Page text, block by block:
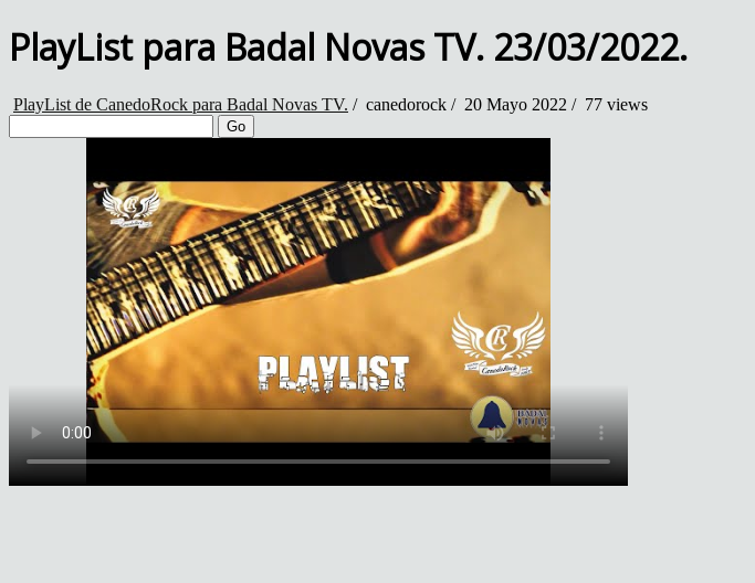
PlayList para Badal Novas TV. 23/03/2022.
PlayList de CanedoRock para Badal Novas TV. / canedorock / 20 Mayo 2022 / 77 views
Go